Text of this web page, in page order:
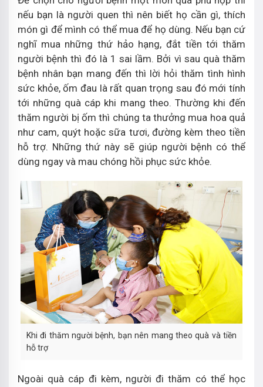
nếu bạn là người quen thì nên biết họ cần gì, thích
món gì để mình có thể mua để họ dùng. Nếu bạn cứ
nghĩ mua những thứ hảo hạng, đắt tiền tới thăm
người bệnh thì đó là 1 sai lầm. Bởi vì sau quà thăm
bệnh nhân bạn mang đến thì lời hỏi thăm tình hình
sức khỏe, ốm đau là rất quan trọng sau đó mới tính
tới những quà cáp khi mang theo. Thường khi đến
thăm người bị ốm thì chúng ta thưởng mua hoa quả
như cam, quýt hoặc sữa tươi, đường kèm theo tiền
hỗ trợ. Những thứ này sẽ giúp người bệnh có thể
dùng ngay và mau chóng hồi phục sức khỏe.
Khi đi thăm người bệnh, bạn nên mang theo quà và tiền
hỗ trợ
Ngoài quà cáp đi kèm, người đi thăm có thể học